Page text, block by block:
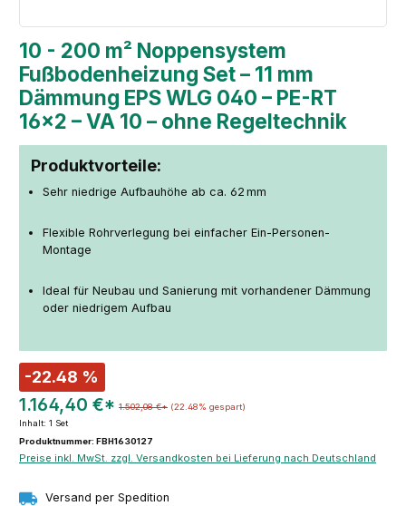
10 - 200 m² Noppensystem
Fußbodenheizung Set – 11 mm
Dämmung EPS WLG 040 – PE-RT
16×2 – VA 10 – ohne Regeltechnik
Produktvorteile:
Sehr niedrige Aufbauhöhe ab ca. 62 mm
Flexible Rohrverlegung bei einfacher Ein-Personen-
Montage
Ideal für Neubau und Sanierung mit vorhandener Dämmung
oder niedrigem Aufbau
-22.48 %
1.164,40 €* 1.502,08 €* (22.48% gespart)
Inhalt: 1 Set
Produktnummer: FBH1630127
Preise inkl. MwSt. zzgl. Versandkosten bei Lieferung nach Deutschland
Versand per Spedition